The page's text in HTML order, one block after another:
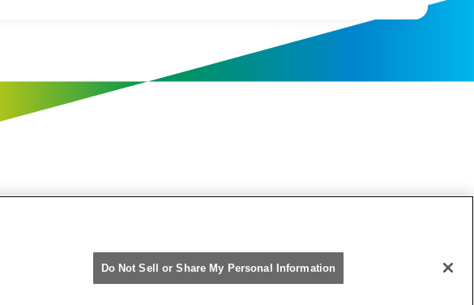
Do Not Sell or Share My Personal Information